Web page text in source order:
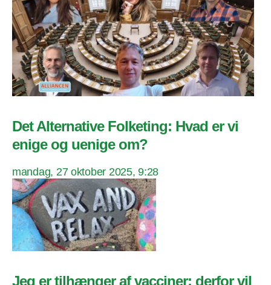
Det Alternative Folketing: Hvad er vi
enige og uenige om?
mandag, 27 oktober 2025, 9:28
Jeg er tilhænger af vacciner; derfor vil